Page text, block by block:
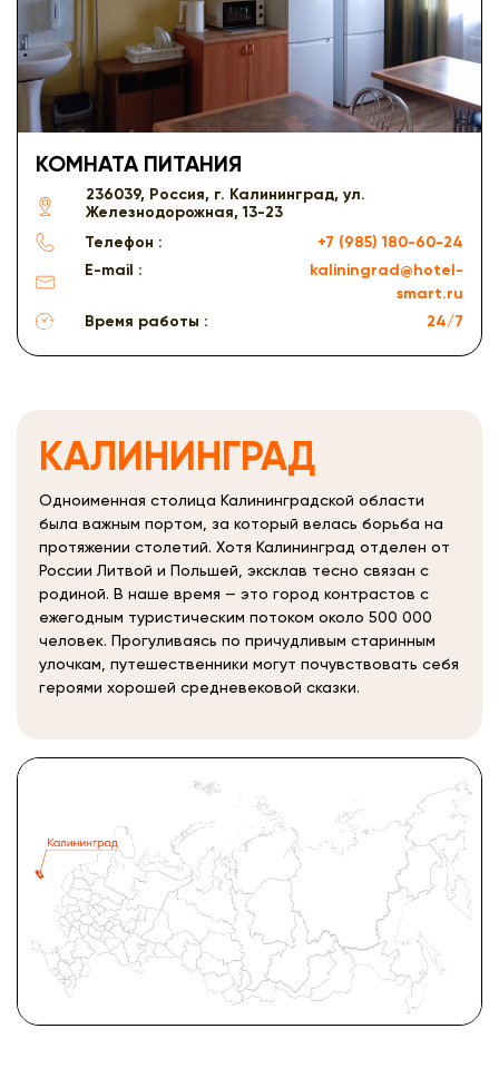
КОМНАТА ПИТАНИЯ
236039, Россия, г. Калининград, ул.
Железнодорожная, 13-23
Телефон :
+7 (985) 180-60-24
E-mail :
kaliningrad@hotel-
smart.ru
Время работы :
24/7
КАЛИНИНГРАД
Одноименная столица Калининградской области
была важным портом, за который велась борьба на
протяжении столетий. Хотя Калининград отделен от
России Литвой и Польшей, эксклав тесно связан с
родиной. В наше время — это город контрастов с
ежегодным туристическим потоком около 500 000
человек. Прогуливаясь по причудливым старинным
улочкам, путешественники могут почувствовать себя
героями хорошей средневековой сказки.